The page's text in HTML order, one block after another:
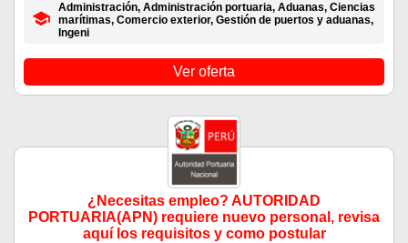
Administración, Administración portuaria, Aduanas, Ciencias
marítimas, Comercio exterior, Gestión de puertos y aduanas,
Ingeni
Ver oferta
¿Necesitas empleo? AUTORIDAD
PORTUARIA(APN) requiere nuevo personal, revisa
aquí los requisitos y como postular